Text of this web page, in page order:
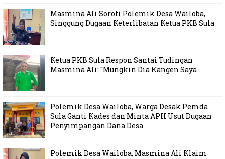
Masmina Ali Soroti Polemik Desa Wailoba,
Singgung Dugaan Keterlibatan Ketua PKB Sula
Ketua PKB Sula Respon Santai Tudingan
Masmina Ali: "Mungkin Dia Kangen Saya
Polemik Desa Wailoba, Warga Desak Pemda
Sula Ganti Kades dan Minta APH Usut Dugaan
Penyimpangan Dana Desa
Polemik Desa Wailoba, Masmina Ali Klaim